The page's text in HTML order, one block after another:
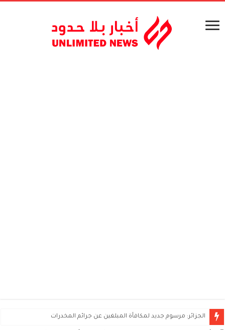
الجزائر: مرسوم جديد لمكافأة المبلغين عن جرائم المخدرات